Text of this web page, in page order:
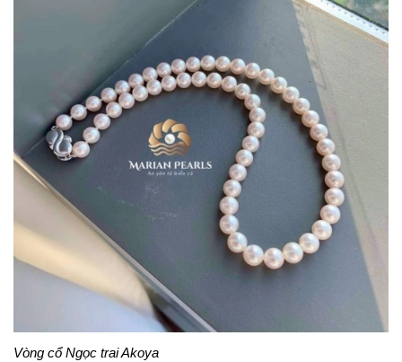
Vòng cổ Ngọc trai Akoya